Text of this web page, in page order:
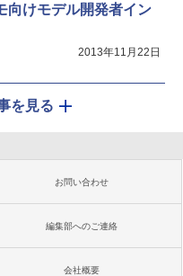
向けモデル開発者イン
2013年11月22日
を見る
お問い合わせ
編集部へのご連絡
会社概要